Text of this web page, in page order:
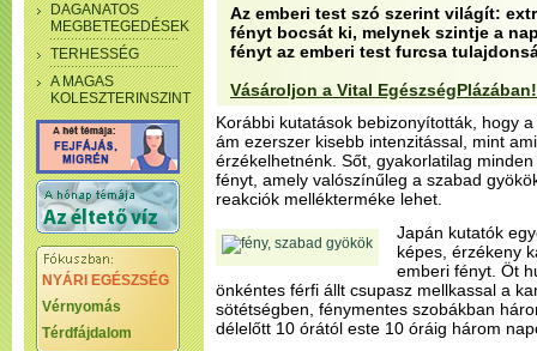
DAGANATOS
MEGBETEGEDÉSEK
TERHESSÉG
A MAGAS
KOLESZTERINSZINT
NYÁRI EGÉSZSÉG
Vérnyomás
Térdfájdalom
Az emberi test szó szerint világít:
fényt bocsát ki, melynek szintje a
fényt az emberi test furcsa
Vásároljon a Vital EgészségPlázában!
Korábbi kutatások bebizonyították, hogy
ám ezerszer kisebb intenzitással, mint
érzékelhetnénk. Sőt, gyakorlatilag
fényt, amely valószínűleg a szabad
reakciók mellékterméke lehet.
Japán kutatók
képes, érzékeny
emberi fényt. Öt
önkéntes férfi állt csupasz mellkassal a
sötétségben, fénymentes szobákban
délelőtt 10 órától este 10 óráig három